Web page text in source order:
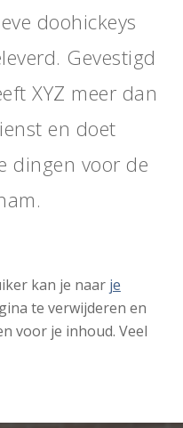
doohickeys
Gevestigd
XYZ meer dan
en doet
dingen voor de
kan je naar je
te verwijderen en
voor je inhoud. Veel